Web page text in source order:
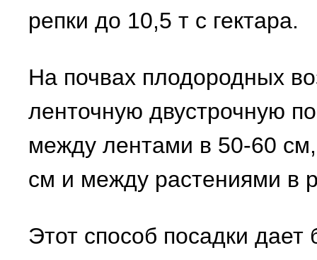
репки до 10,5 т с гектара.
На почвах плодородных
ленточную двустрочную
между лентами в 50-60
см и между растениями в
Этот способ посадки